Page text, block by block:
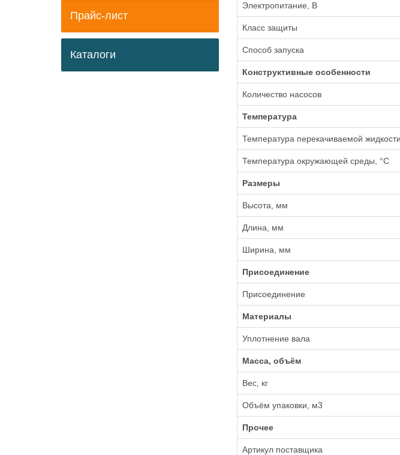
Прайс-лист
Каталоги
Электропитание, В
Класс защиты
Способ запуска
Конструктивные особенности
Количество насосов
Температура
Температура перекачиваемой
Температура окружающей среды, °С
Размеры
Высота, мм
Длина, мм
Ширина, мм
Присоединение
Присоединение
Материалы
Уплотнение вала
Масса, объём
Вес, кг
Объём упаковки, м3
Прочее
Артикул поставщика